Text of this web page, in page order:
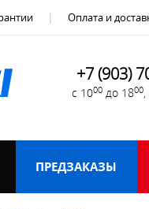
Оплата и
+7 (903)
с 1000 до 1800
ПРЕДЗАКАЗЫ